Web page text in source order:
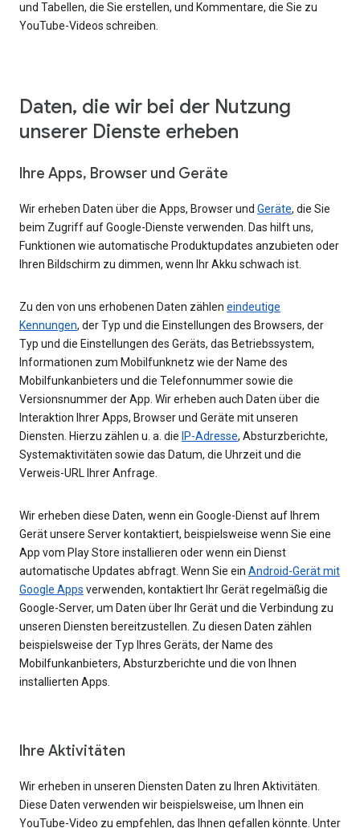
und Tabellen, die Sie erstellen, und Kommentare, die Sie zu
YouTube-Videos schreiben.
Daten, die wir bei der Nutzung
unserer Dienste erheben
Ihre Apps, Browser und Geräte
Wir erheben Daten über die Apps, Browser und Geräte, die Sie
beim Zugriff auf Google-Dienste verwenden. Das hilft uns,
Funktionen wie automatische Produktupdates anzubieten oder
Ihren Bildschirm zu dimmen, wenn Ihr Akku schwach ist.
Zu den von uns erhobenen Daten zählen eindeutige
Kennungen, der Typ und die Einstellungen des Browsers, der
Typ und die Einstellungen des Geräts, das Betriebssystem,
Informationen zum Mobilfunknetz wie der Name des
Mobilfunkanbieters und die Telefonnummer sowie die
Versionsnummer der App. Wir erheben auch Daten über die
Interaktion Ihrer Apps, Browser und Geräte mit unseren
Diensten. Hierzu zählen u. a. die IP-Adresse, Absturzberichte,
Systemaktivitäten sowie das Datum, die Uhrzeit und die
Verweis-URL Ihrer Anfrage.
Wir erheben diese Daten, wenn ein Google-Dienst auf Ihrem
Gerät unsere Server kontaktiert, beispielsweise wenn Sie eine
App vom Play Store installieren oder wenn ein Dienst
automatische Updates abfragt. Wenn Sie ein Android-Gerät mit
Google Apps verwenden, kontaktiert Ihr Gerät regelmäßig die
Google-Server, um Daten über Ihr Gerät und die Verbindung zu
unseren Diensten bereitzustellen. Zu diesen Daten zählen
beispielsweise der Typ Ihres Geräts, der Name des
Mobilfunkanbieters, Absturzberichte und die von Ihnen
installierten Apps.
Ihre Aktivitäten
Wir erheben in unseren Diensten Daten zu Ihren Aktivitäten.
Diese Daten verwenden wir beispielsweise, um Ihnen ein
YouTube-Video zu empfehlen, das Ihnen gefallen könnte. Unter